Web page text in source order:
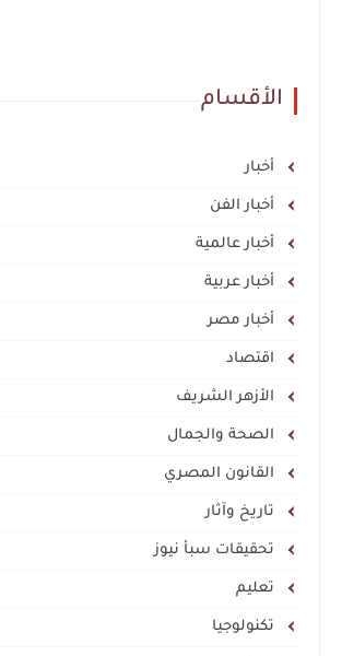
الأقسام
أخبار
أخبار الفن
أخبار عالمية
أخبار عربية
أخبار مصر
اقتصاد
الأزهر الشريف
الصحة والجمال
القانون المصري
تاريخ وآثار
تحقيقات سبأ نيوز
تعليم
تكنولوجيا